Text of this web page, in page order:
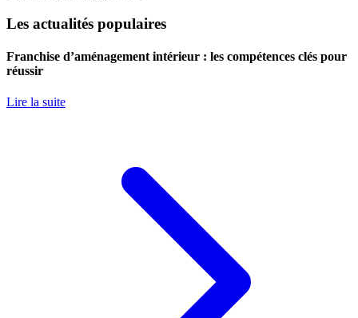
Les actualités populaires
Franchise d’aménagement intérieur : les compétences clés pour
réussir
Lire la suite